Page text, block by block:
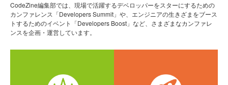
CodeZine編集部では、現場で活躍するデベロッパーをスターにするための
カンファレンス「Developers Summit」や、エンジニアの生きざまをブース
トするためのイベント「Developers Boost」など、さまざまなカンファレ
ンスを企画・運営しています。